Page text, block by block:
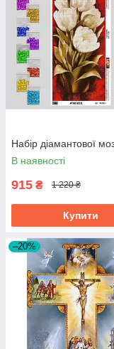
Набір діамантової
В наявності
915 ₴ 1 220 ₴
Купити
–20%